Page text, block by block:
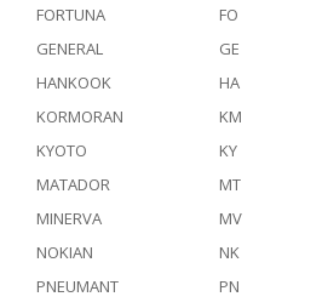
FORTUNA
FO
GENERAL
GE
HANKOOK
HA
KORMORAN
KM
KYOTO
KY
MATADOR
MT
MINERVA
MV
NOKIAN
NK
PNEUMANT
PN